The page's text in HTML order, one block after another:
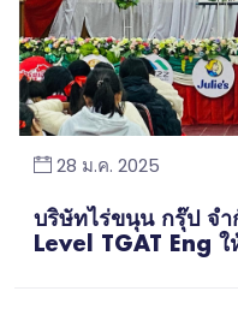
28 ม.ค. 2025
บริษัทไร่ขนุน กรุ๊ป จ
Level TGAT Eng ใ